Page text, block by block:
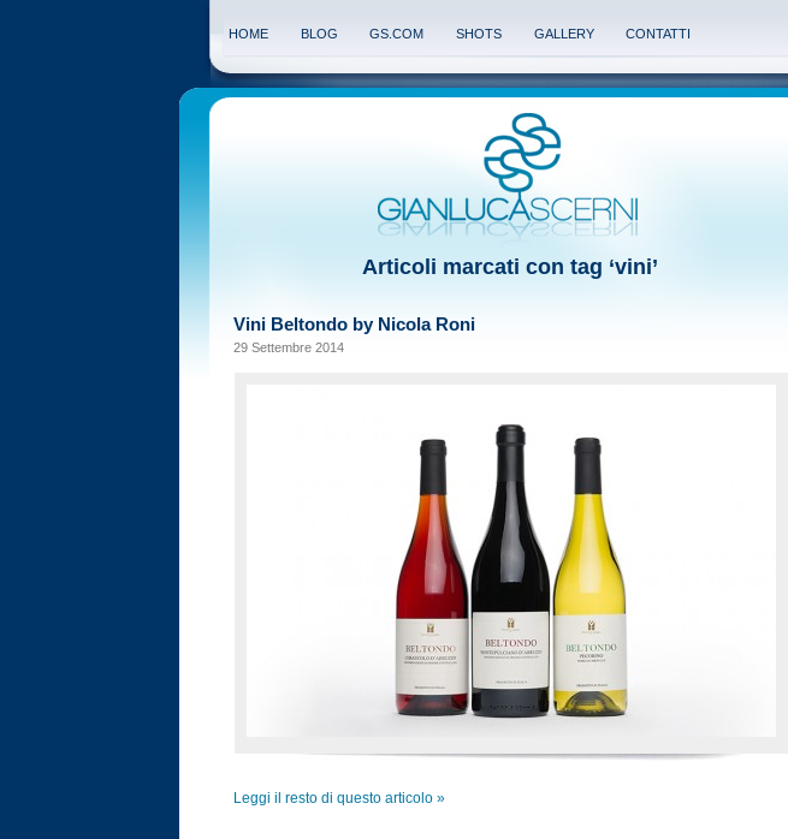
HOME BLOG GS.COM SHOTS GALLERY CONTATTI
Articoli marcati con tag ‘vini’
Vini Beltondo by Nicola Roni
29 Settembre 2014
Leggi il resto di questo articolo »